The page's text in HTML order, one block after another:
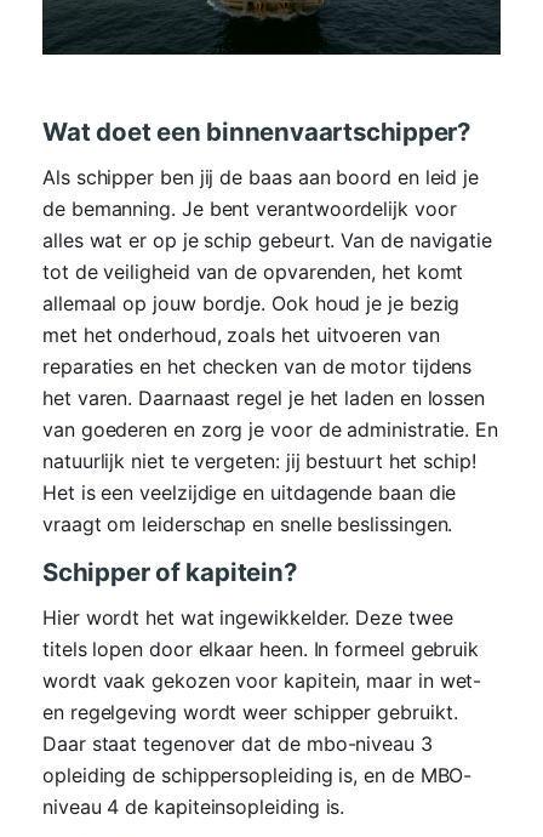
Wat doet een binnenvaartschipper?
Als schipper ben jij de baas aan boord en leid je
de bemanning. Je bent verantwoordelijk voor
alles wat er op je schip gebeurt. Van de navigatie
tot de veiligheid van de opvarenden, het komt
allemaal op jouw bordje. Ook houd je je bezig
met het onderhoud, zoals het uitvoeren van
reparaties en het checken van de motor tijdens
het varen. Daarnaast regel je het laden en lossen
van goederen en zorg je voor de administratie. En
natuurlijk niet te vergeten: jij bestuurt het schip!
Het is een veelzijdige en uitdagende baan die
vraagt om leiderschap en snelle beslissingen.
Schipper of kapitein?
Hier wordt het wat ingewikkelder. Deze twee
titels lopen door elkaar heen. In formeel gebruik
wordt vaak gekozen voor kapitein, maar in wet-
en regelgeving wordt weer schipper gebruikt.
Daar staat tegenover dat de mbo-niveau 3
opleiding de schippersopleiding is, en de MBO-
niveau 4 de kapiteinsopleiding is.